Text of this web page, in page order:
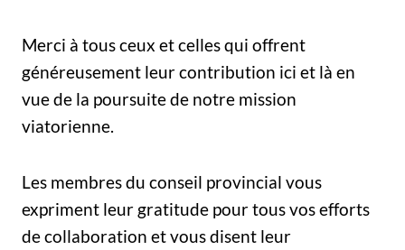
Merci à tous ceux et celles qui offrent
généreusement leur contribution ici et là en
vue de la poursuite de notre mission
viatorienne.
Les membres du conseil provincial vous
expriment leur gratitude pour tous vos efforts
de collaboration et vous disent leur